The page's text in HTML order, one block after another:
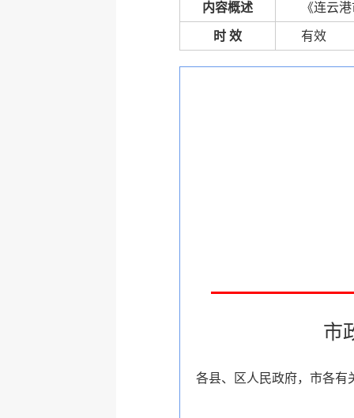
内容概述 《连云
时 效 有效
市
各县、区人民政府，市各有